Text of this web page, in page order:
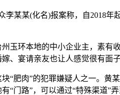
李某某(化名)报案称，自2018
玉环本地的中小企业主，素
、宴请亲友也让人感觉很有面子
“肥肉”的犯罪嫌疑人之一。
“门路”，可以通过“特殊渠道”